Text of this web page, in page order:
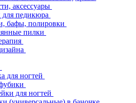
аксессуары
для педикюра
бафы, полировки
пилки
для ногтей
для ногтей